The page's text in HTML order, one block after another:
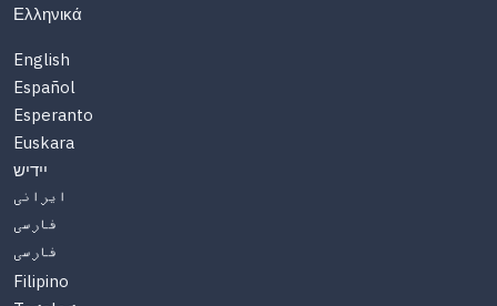
Ελληνικά
English
Español
Esperanto
Euskara
יידיש
ایرانی
فارسی
فارسی
Filipino